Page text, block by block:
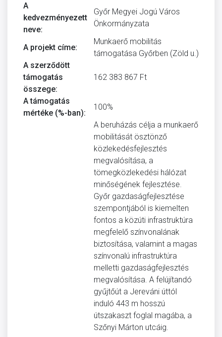
A
kedvezményezett
neve:
Győr Megyei Jogú Város
Önkormányzata
A projekt címe:
Munkaerő mobilitás
támogatása Győrben (Zöld u.)
A szerződött
támogatás
összege:
162 383 867 Ft
A támogatás
mértéke (%-ban):
100%
A beruházás célja a munkaerő
mobilitását ösztönző
közlekedésfejlesztés
megvalósítása, a
tömegközlekedési hálózat
minőségének fejlesztése.
Győr gazdaságfejlesztése
szempontjából is kiemelten
fontos a közúti infrastruktúra
megfelelő színvonalának
biztosítása, valamint a magas
színvonalú infrastruktúra
melletti gazdaságfejlesztés
megvalósítása. A felújítandó
gyűjtőút a Jereváni úttól
induló 443 m hosszú
útszakaszt foglal magába, a
Szőnyi Márton utcáig.